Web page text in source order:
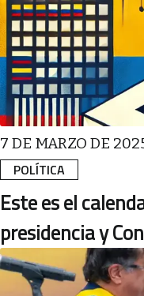
POLÍTICA
7 DE MARZO DE
Este es el
presidencia y